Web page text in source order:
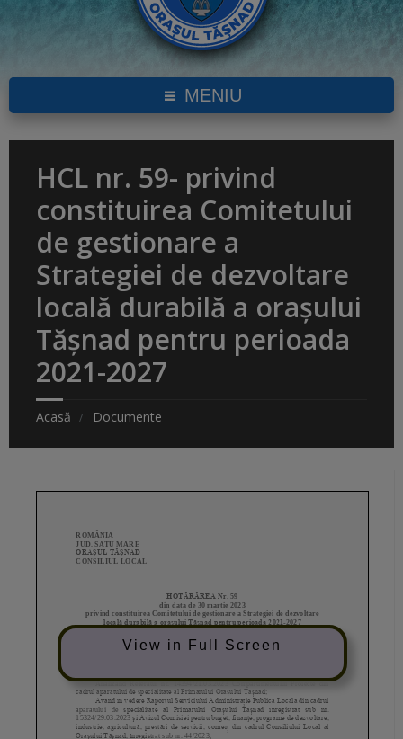
MENIU
HCL nr. 59- privind
constituirea Comitetului
de gestionare a
Strategiei de dezvoltare
locală durabilă a orașului
Tășnad pentru perioada
2021-2027
Acasă Documente
View in Full Screen